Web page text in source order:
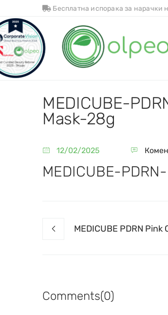
Бесплатна испорака за нарачки
MEDICUBE-
Mask-28g
12/02/2025
MEDICUBE-
MEDICUBE PDRN Pink
Comments(0)